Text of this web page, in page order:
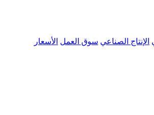
الإنتاج الصناعي سوق العمل الأسعار